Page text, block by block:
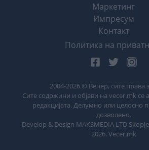
Маркетинг
Импресум
Контакт
Политика на
2004-2026 © Вечер, сите права
Сите содржини и објави на vecer.mk се
редакцијата. Делумно или целосно
дозволено.
Develop & Design MAKSMEDIA LTD
2026. Vecer.mk